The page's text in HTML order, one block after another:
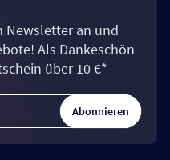
Newsletter an und
Als Dankeschön
über 10 €*
Abonnieren